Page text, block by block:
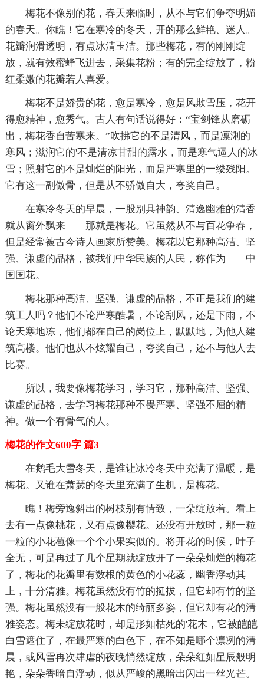
梅花不像别的花，春天来临时，从不与它们争夺明媚
的春天。你瞧！它在寒冷的冬天，开的那么鲜艳、迷人。
花瓣润滑透明，有点冰清玉洁。那些梅花，有的刚刚绽
放，就有效蜜蜂飞进去，采集花粉；有的完全绽放了，粉
红柔嫩的花瓣若人喜爱。
梅花不是娇贵的花，愈是寒冷，愈是风欺雪压，花开
得愈精神，愈秀气。古人有句话说得好：“宝剑锋从磨砺
出，梅花香自苦寒来。”吹拂它的不是清风，而是凛浰的
寒风；滋润它的'不是清凉甘甜的露水，而是寒气逼人的冰
雪；照射它的不是灿烂的阳光，而是严寒里的一缕残阳。
它有这一副傲骨，但是从不骄傲自大，夸奖自己。
在寒冷冬天的早晨，一股别具神韵、清逸幽雅的清香
就从窗外飘来——那就是梅花。它虽然从不与百花争春，
但是经常被古今诗人画家所赞美。梅花以它那种高洁、坚
强、谦虚的品格，被我们中华民族的人民，称作为——中
国国花。
梅花那种高洁、坚强、谦虚的品格，不正是我们的建
筑工人吗？他们不论严寒酷暑，不论刮风，还是下雨，不
论天寒地冻，他们都在自己的岗位上，默默地，为他人建
筑高楼。他们也从不炫耀自己，夸奖自己，还不与他人去
比赛。
所以，我要像梅花学习，学习它，那种高洁、坚强、
谦虚的品格，去学习梅花那种不畏严寒、坚强不屈的精
神。做一个有骨气的人。
梅花的作文600字 篇3
在鹅毛大雪冬天，是谁让冰冷冬天中充满了温暖，是
梅花。又谁在萧瑟的冬天里充满了生机，是梅花。
瞧！梅旁逸斜出的树枝别有情致，一朵绽放着。看上
去有一点像桃花，又有点像樱花。还没有开放时，那一粒
一粒的小花苞像一个个小果实似的。将开花的时候，叶子
全无，可是再过了几个星期就绽放开了一朵朵灿烂的梅花
了，梅花的花瓣里有数根的黄色的小花蕊，幽香浮动其
上，十分清雅。梅花虽然没有竹的挺拔，但它却有竹的坚
强。梅花虽然没有一般花木的绮丽多姿，但它却有花的清
雅姿态。梅未绽放花时，却是形如枯死的'花木，它被皑皑
白雪遮住了，在最严寒的白色下，在不知是哪个凛冽的清
晨，或风雪再次肆虐的夜晚悄然绽放，朵朵红如星辰般明
艳，朵朵香暗自浮动，似从严峻的黑暗出闪出一丝光芒。